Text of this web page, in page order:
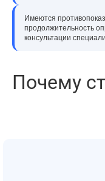
Имеются
продолжительность
консультации
Почему